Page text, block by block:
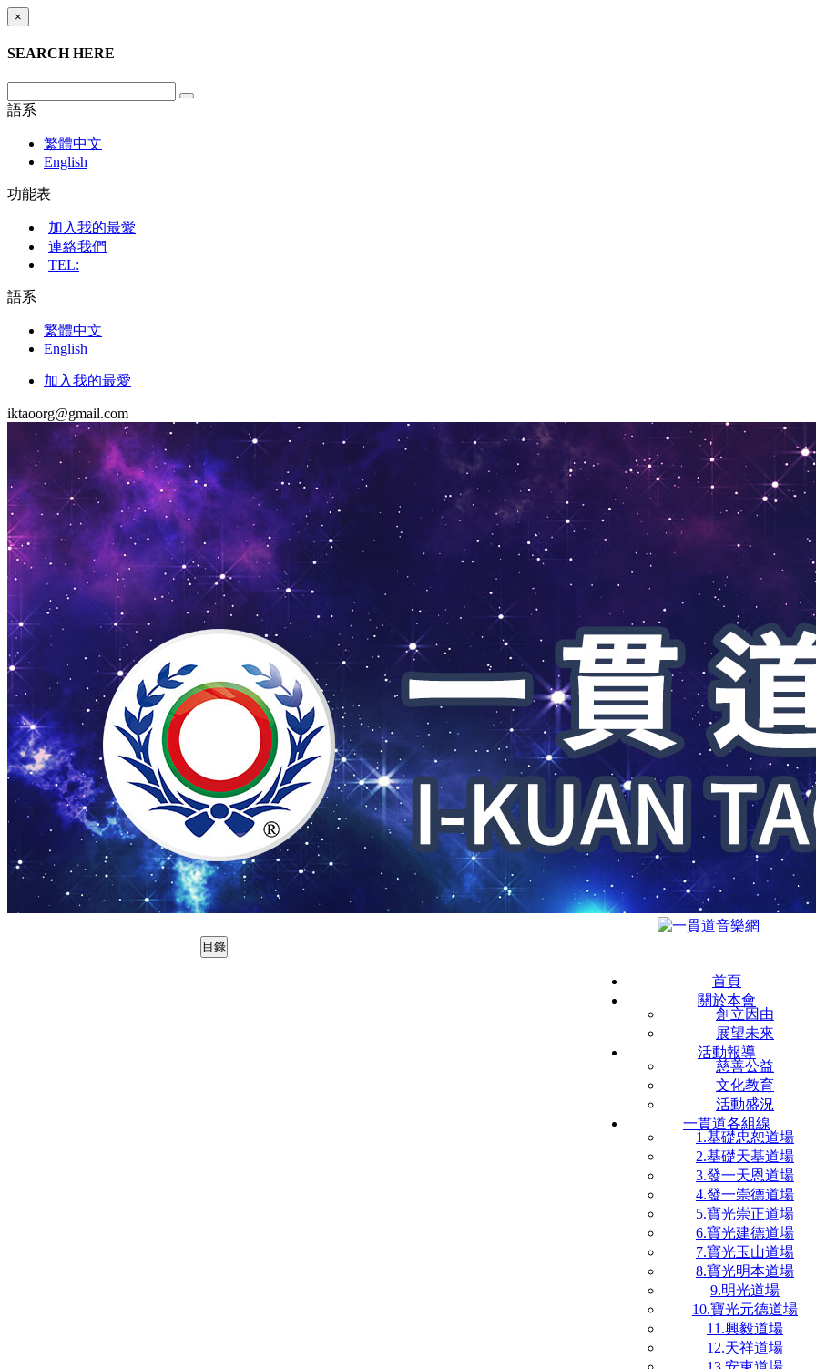
×
SEARCH HERE
語系
繁體中文
English
功能表
加入我的最愛
連絡我們
TEL:
語系
繁體中文
English
加入我的最愛
iktaoorg@gmail.com
目錄
首頁
關於本會
創立因由
展望未來
活動報導
慈善公益
文化教育
活動盛況
一貫道各組線
1.基礎忠恕道場
2.基礎天基道場
3.發一天恩道場
4.發一崇德道場
5.寶光崇正道場
6.寶光建德道場
7.寶光玉山道場
8.寶光明本道場
9.明光道場
10.寶光元德道場
11.興毅道場
12.天祥道場